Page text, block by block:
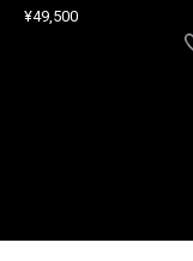
¥49,500